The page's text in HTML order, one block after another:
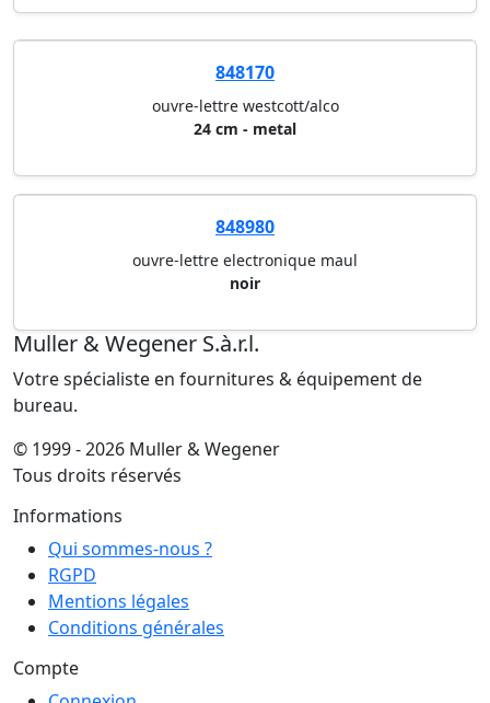
848170
ouvre-lettre westcott/alco
24 cm - metal
848980
ouvre-lettre electronique maul
noir
Muller & Wegener S.à.r.l.
Votre spécialiste en fournitures & équipement de
bureau.
© 1999 - 2026 Muller & Wegener
Tous droits réservés
Informations
Qui sommes-nous ?
RGPD
Mentions légales
Conditions générales
Compte